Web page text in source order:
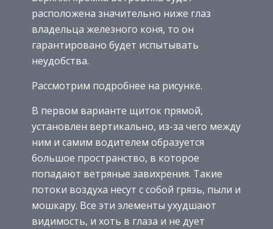
расположена значительно ниже глаз
владельца железного коня, то он
гарантировано будет испытывать
неудобства.
Рассмотрим подробнее на рисунке.
В первом варианте щиток прямой,
установлен вертикально, из-за чего между
ним и самим водителем образуется
большое пространство, в которое
попадают ветряные завихрения. Такие
потоки воздуха несут с собой грязь, пыли и
мошкару. Все эти элементы ухудшают
видимость, и хоть в глаза и не дует